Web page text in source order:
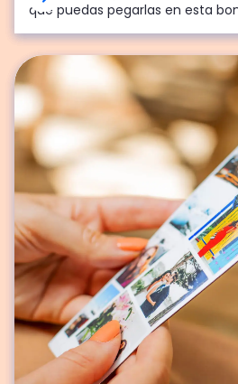
del año.
formatos vertical y horizontal.
que puedas pegarlas en esta